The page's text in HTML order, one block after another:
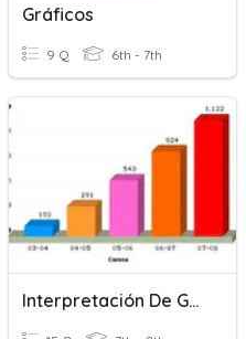
Gráficos
9 Q 6th - 7th
Interpretación De Gráficos